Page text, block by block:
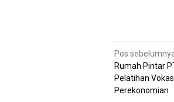
Navigasi
pos
Pos
Rumah Pintar
Pelatihan
Perekonomian